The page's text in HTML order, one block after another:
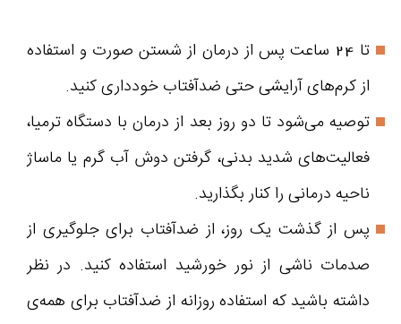
تا 24 ساعت پس از درمان از شستن صورت و استفاده
از کرم‌های آرایشی حتی ضدآفتاب خودداری کنید.
توصیه می‌شود تا دو روز بعد از درمان با دستگاه ترمیا،
فعالیت‌های شدید بدنی، گرفتن دوش آب گرم یا ماساژ
ناحیه درمانی را کنار بگذارید.
پس از گذشت یک روز، از ضدآفتاب برای جلوگیری از
صدمات ناشی از نور خورشید استفاده کنید. در نظر
داشته باشید که استفاده روزانه از ضدآفتاب برای همه‌ی